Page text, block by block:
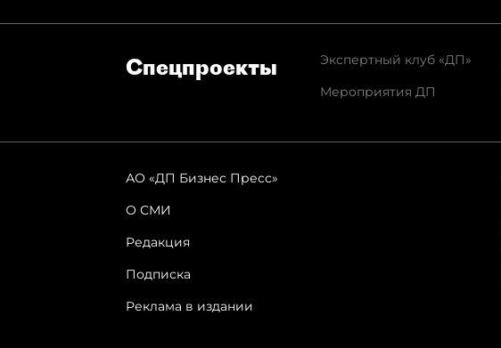
Спец­проекты
Экспертный клуб «ДП»
Мероприятия ДП
АО «ДП Бизнес Пресс»
О СМИ
Редакция
Подписка
Реклама в издании